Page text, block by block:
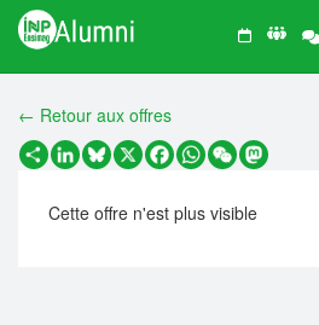
← Retour aux offres
PartagerLinkedIn
Bluesky
X Facebook
WhatsApp
WeChatMastodon
Cette offre n'est plus visible